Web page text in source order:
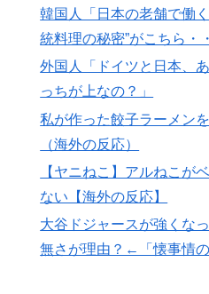
▶ 韓国人「日本の村上宗隆
→「」【MLB】
▶
韓国人「東南アジア各国が
人や外国人審判接待を報道
韓国人「手術中に震度6強
スタッフたちの姿をご覧く
た」「こういう姿は韓国も
なら日本だけではなく韓国
動したはずだ」【熊本地震
▶ 【海外の反応】村上宗隆が
韓国人「日本の老舗で働
統料理の秘密”がこちら・
外国人「ドイツと日本、
っちが上なの？」
私が作った餃子ラーメン
（海外の反応）
【ヤニねこ】アルねこが
ない【海外の反応】
大谷ドジャースが強くな
無さが理由？←「懐事情